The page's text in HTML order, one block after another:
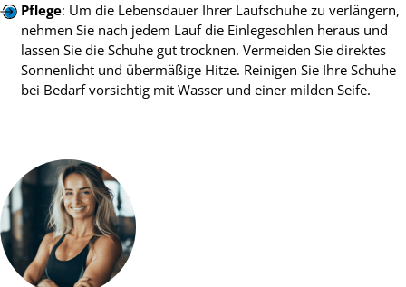
Pflege: Um die Lebensdauer Ihrer Laufschuhe zu verlängern,
nehmen Sie nach jedem Lauf die Einlegesohlen heraus und
lassen Sie die Schuhe gut trocknen. Vermeiden Sie direktes
Sonnenlicht und übermäßige Hitze. Reinigen Sie Ihre Schuhe
bei Bedarf vorsichtig mit Wasser und einer milden Seife.